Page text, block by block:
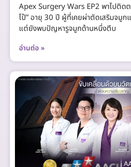
Apex Surgery Wars EP2 พาไปติด
โป้” อายุ 30 ปี ผู้ที่เคยผ่าตัดเสริมจมู
แต่ยังพบปัญหารูจมูกด้านหนึ่งตีบ
อ่านต่อ »